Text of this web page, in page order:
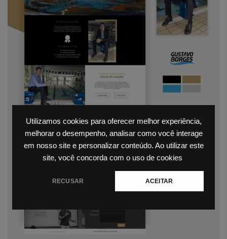
Utilizamos cookies para oferecer melhor experiência,
melhorar o desempenho, analisar como você interage
em nosso site e personalizar conteúdo. Ao utilizar este
site, você concorda com o uso de cookies
RECUSAR ACEITAR